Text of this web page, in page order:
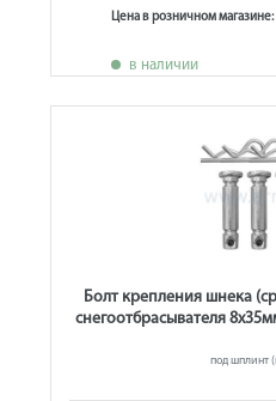
Цена в розничном магазине:
в наличии
Болт крепления шнека
снегоотбрасывателя
под шплинт